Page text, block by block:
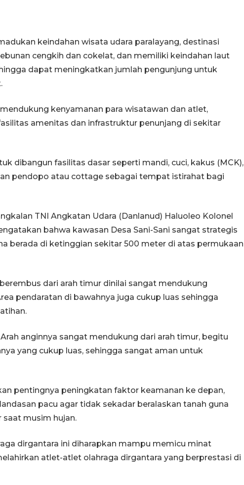
keindahan wisata udara paralayang, destinasi
cengkih dan cokelat, dan memiliki keindahan laut
dapat meningkatkan jumlah pengunjung untuk
kenyamanan para wisatawan dan atlet,
amenitas dan infrastruktur penunjang di sekitar
dibangun fasilitas dasar seperti mandi, cuci, kakus (MCK),
pendopo atau cottage sebagai tempat istirahat bagi
TNI Angkatan Udara (Danlanud) Haluoleo Kolonel
bahwa kawasan Desa Sani-Sani sangat strategis
berada di ketinggian sekitar 500 meter di atas permukaan
dari arah timur dinilai sangat mendukung
pendaratan di bawahnya juga cukup luas sehingga
anginnya sangat mendukung dari arah timur, begitu
yang cukup luas, sehingga sangat aman untuk
pentingnya peningkatan faktor keamanan ke depan,
pacu agar tidak sekadar beralaskan tanah guna
musim hujan.
dirgantara ini diharapkan mampu memicu minat
atlet-atlet olahraga dirgantara yang berprestasi di